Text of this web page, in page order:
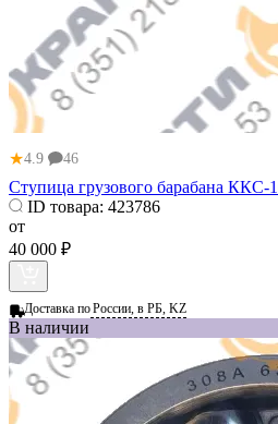
★4.9 46
Ступица грузового барабана ККС-
ID товара: 423786
от
40 000 ₽
Доставка поРоссии, в РБ, KZ
В наличии